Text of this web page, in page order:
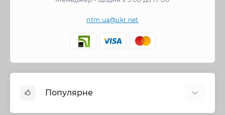
ntm.ua@ukr.net
Популярне